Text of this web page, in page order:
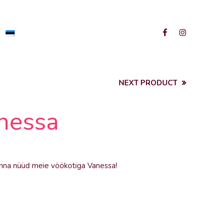
NEXT PRODUCT
nüüd meie vöökotiga Vanessa!